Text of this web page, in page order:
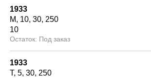
1933
М
10 30 250
10
Под заказ
1933
Т 5 30 250